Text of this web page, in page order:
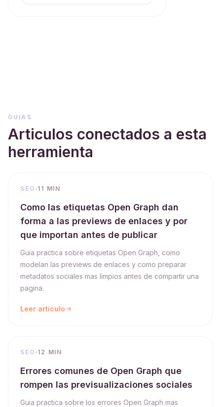
GUIAS
Articulos conectados a esta
herramienta
SEO 11 MIN
Como las etiquetas Open Graph dan
forma a las previews de enlaces y por
que importan antes de publicar
Guia practica sobre etiquetas Open Graph, como
modelan las previews de enlaces y como preparar
metadatos sociales mas limpios antes de compartir una
pagina.
Leer articulo
SEO 12 MIN
Errores comunes de Open Graph que
rompen las previsualizaciones sociales
Guia practica sobre los errores Open Graph mas